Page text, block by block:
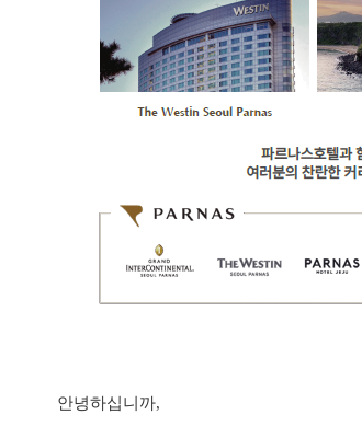
안녕하십니까,